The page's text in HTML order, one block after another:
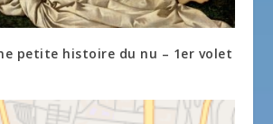
petite histoire du nu – 1er volet